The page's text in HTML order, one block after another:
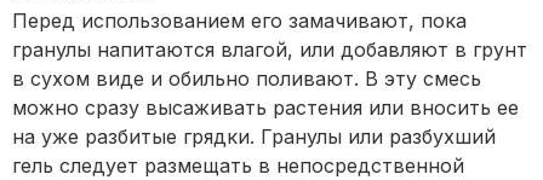
Перед использованием его замачивают, пока
гранулы напитаются влагой, или добавляют в грунт
в сухом виде и обильно поливают. В эту смесь
можно сразу высаживать растения или вносить ее
на уже разбитые грядки. Гранулы или разбухший
гель следует размещать в непосредственной